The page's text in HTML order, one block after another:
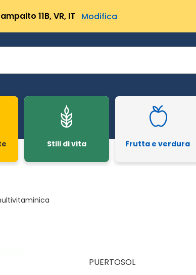
11B, VR, IT Modifica
Stili di vita Frutta e verdura
PUERTOSOL